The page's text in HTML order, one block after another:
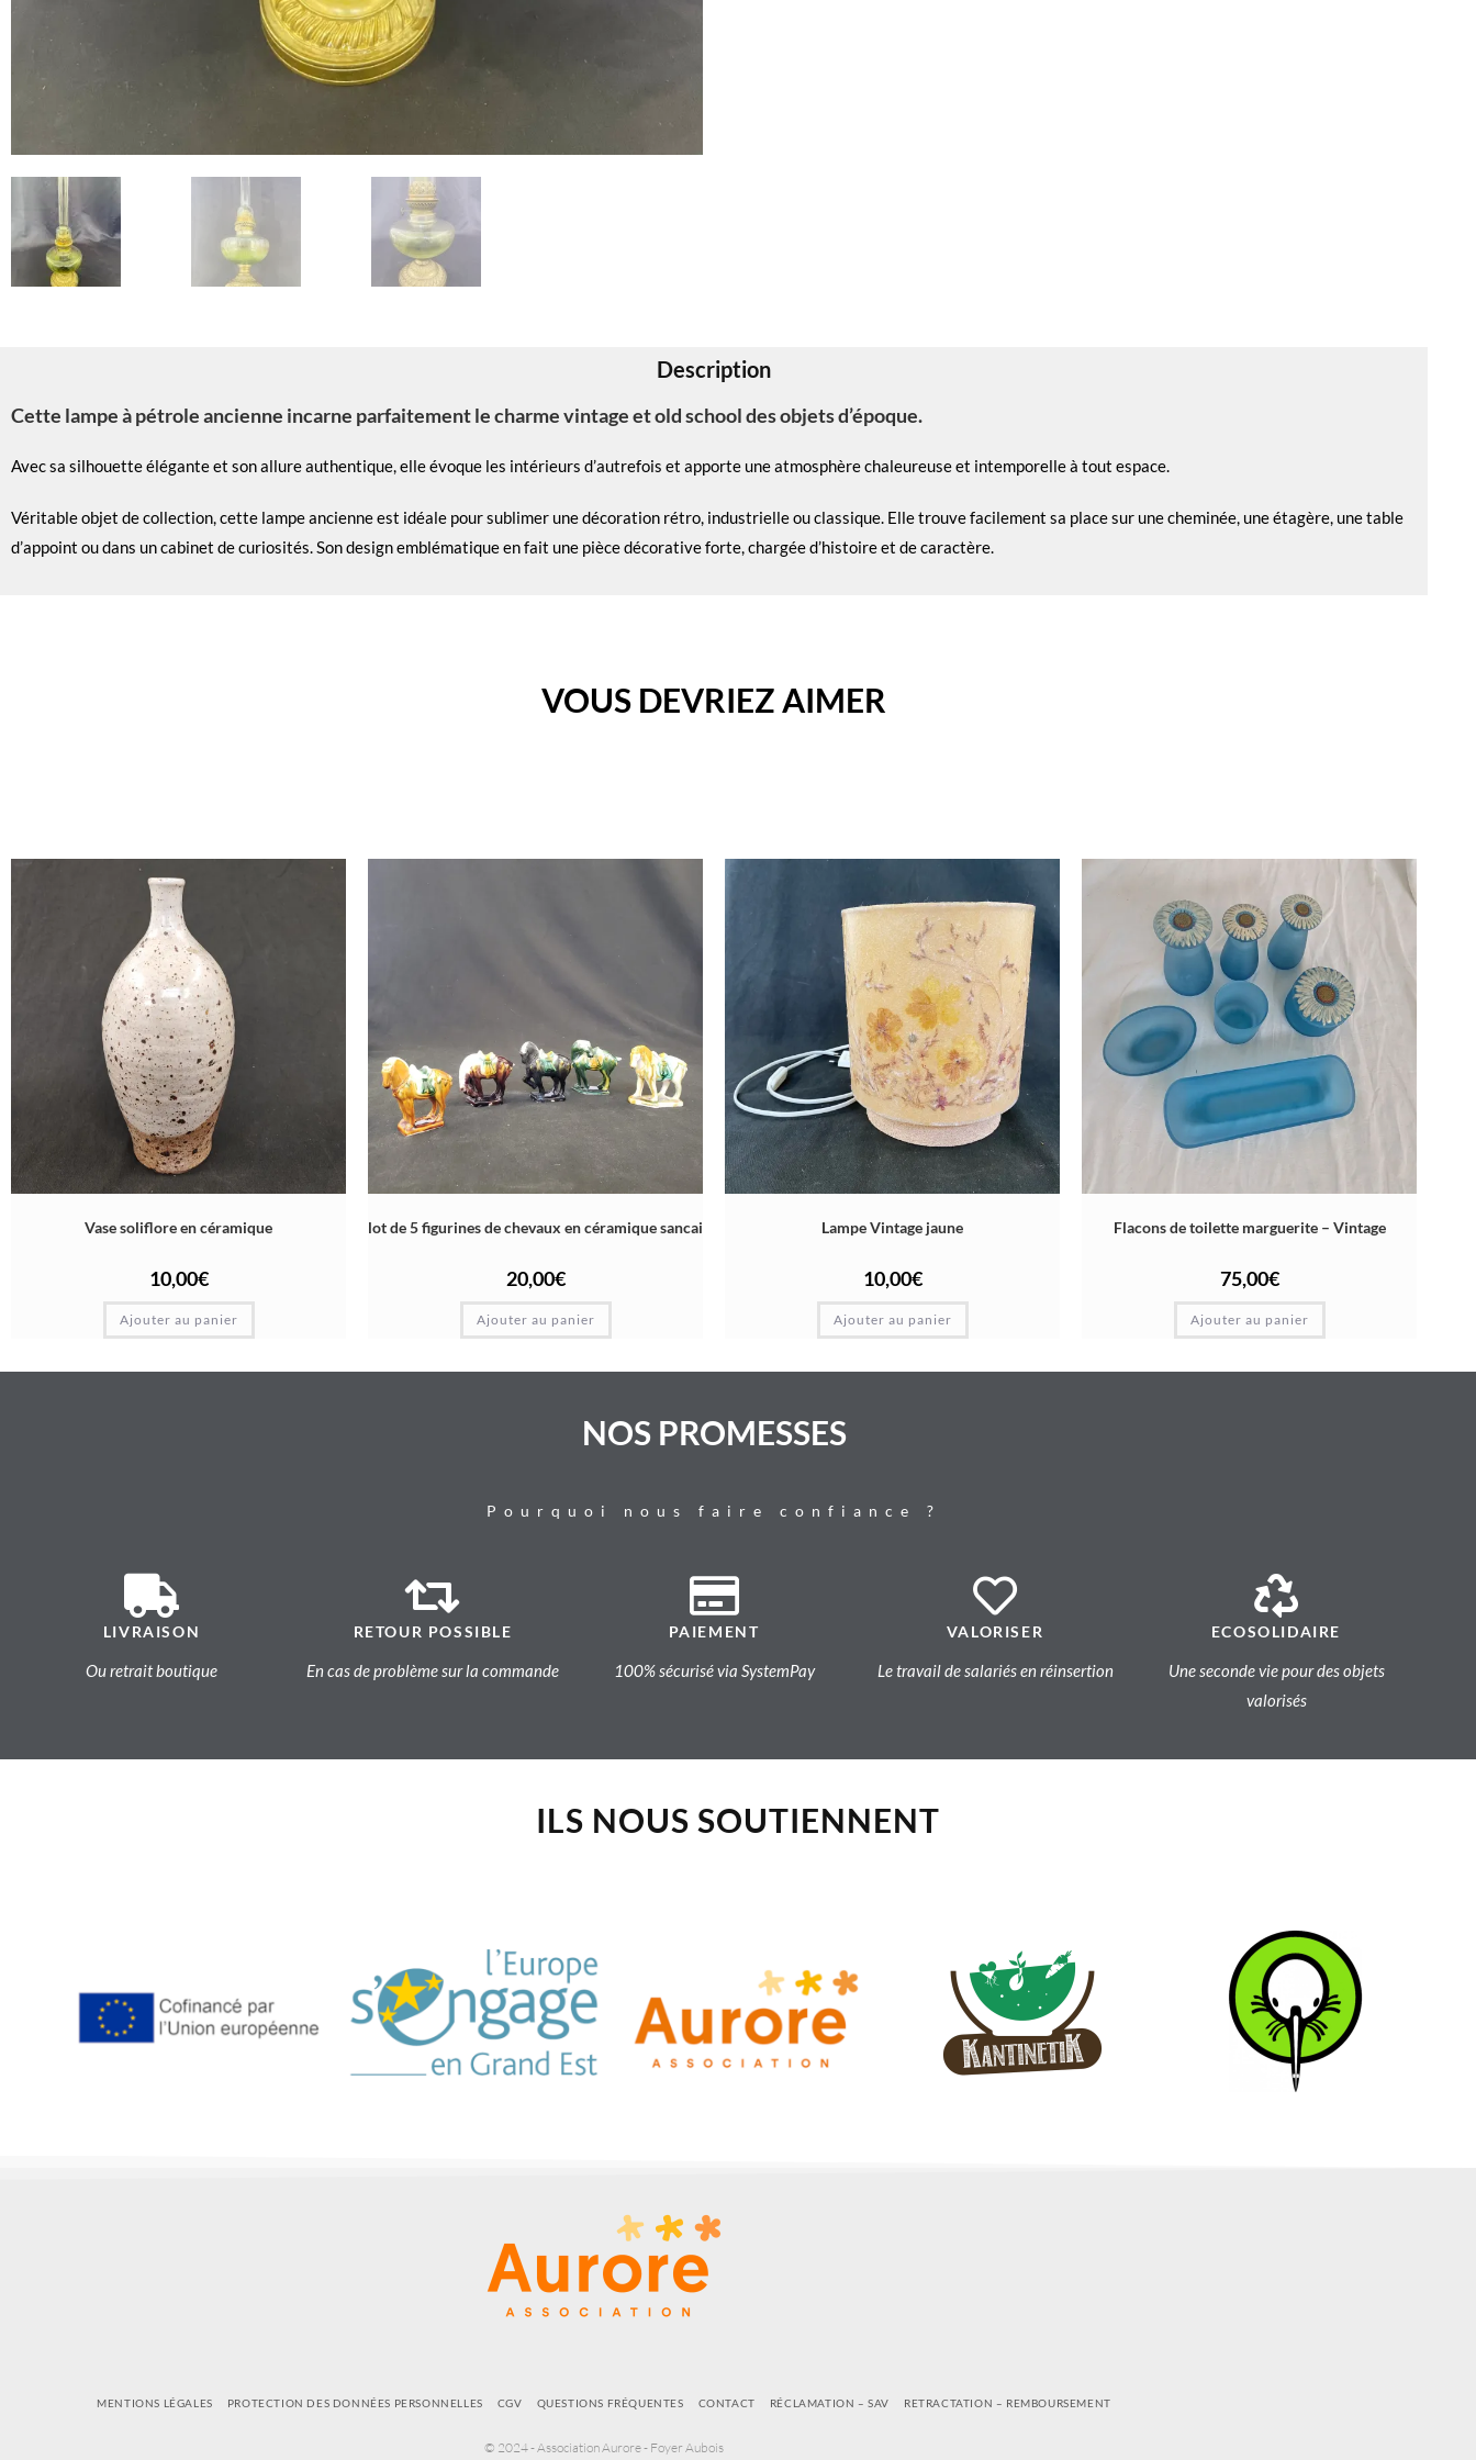
Description
Cette lampe à pétrole ancienne incarne parfaitement le charme vintage et old school des objets d’époque.
Avec sa silhouette élégante et son allure authentique, elle évoque les intérieurs d’autrefois et apporte une atmosphère chaleureuse et intemporelle à tout espace.
Véritable objet de collection, cette lampe ancienne est idéale pour sublimer une décoration rétro, industrielle ou classique. Elle trouve facilement sa place sur une cheminée, une étagère, une table
d’appoint ou dans un cabinet de curiosités. Son design emblématique en fait une pièce décorative forte, chargée d’histoire et de caractère.
VOUS DEVRIEZ AIMER
Vase soliflore en céramique
10,00€
Ajouter au panier
lot de 5 figurines de chevaux en céramique sancai
20,00€
Ajouter au panier
Lampe Vintage jaune
10,00€
Ajouter au panier
Flacons de toilette marguerite – Vintage
75,00€
Ajouter au panier
NOS PROMESSES
Pourquoi nous faire confiance ?
LIVRAISON
Ou retrait boutique
RETOUR POSSIBLE
En cas de problème sur la commande
PAIEMENT
100% sécurisé via SystemPay
VALORISER
Le travail de salariés en réinsertion
ECOSOLIDAIRE
Une seconde vie pour des objets
valorisés
ILS NOUS SOUTIENNENT
MENTIONS LÉGALES PROTECTION DES DONNÉES PERSONNELLES CGV QUESTIONS FRÉQUENTES CONTACT RÉCLAMATION – SAV RETRACTATION – REMBOURSEMENT
© 2024 - Association Aurore - Foyer Aubois